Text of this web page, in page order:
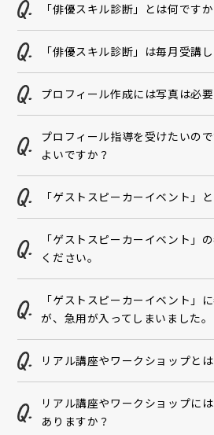
「俳優スキル診断」とは何ですか
「俳優スキル診断」は毎月受講
プロフィール作成には写真は必
プロフィール指導を受けたいの
よいですか？
「ゲストスピーカーイベント」
「ゲストスピーカーイベント」
ください。
「ゲストスピーカーイベント」
が、急用が入ってしまいました。
リアル講座やワークショップと
リアル講座やワークショップに
ありますか？